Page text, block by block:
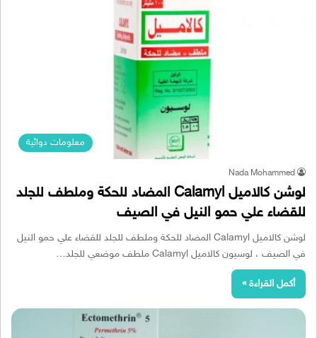
معلومات دوائية
Nada Mohammed
لوشن كالاميل Calamyl المضاد للحكة وملطف للجلد
للقضاء علي حمو النيل في الصيف
لوشن كالاميل Calamyl المضاد للحكة وملطف للجلد للقضاء علي حمو النيل
في الصيف ، لوسيون كالاميل Calamyl ملطف موضعي للجلد…
أكمل القراءة »